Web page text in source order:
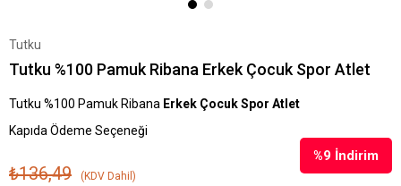
Tutku
Tutku %100 Pamuk Ribana Erkek Çocuk Spor Atlet
Tutku %100 Pamuk Ribana Erkek Çocuk Spor Atlet
Kapıda Ödeme Seçeneği
%9 İndirim
₺136,49 (KDV Dahil)